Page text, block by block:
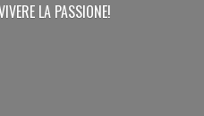
LA PASSIONE!